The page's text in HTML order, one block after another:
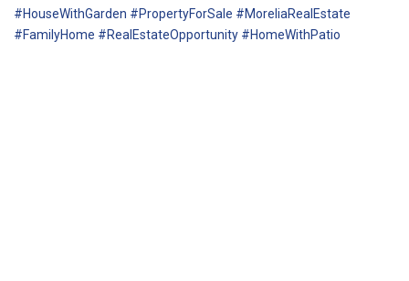
#HouseWithGarden #PropertyForSale #MoreliaRealEstate
#FamilyHome #RealEstateOpportunity #HomeWithPatio